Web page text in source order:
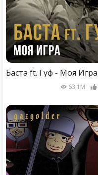
Баста ft. Гуф - Моя Игра
63,1M